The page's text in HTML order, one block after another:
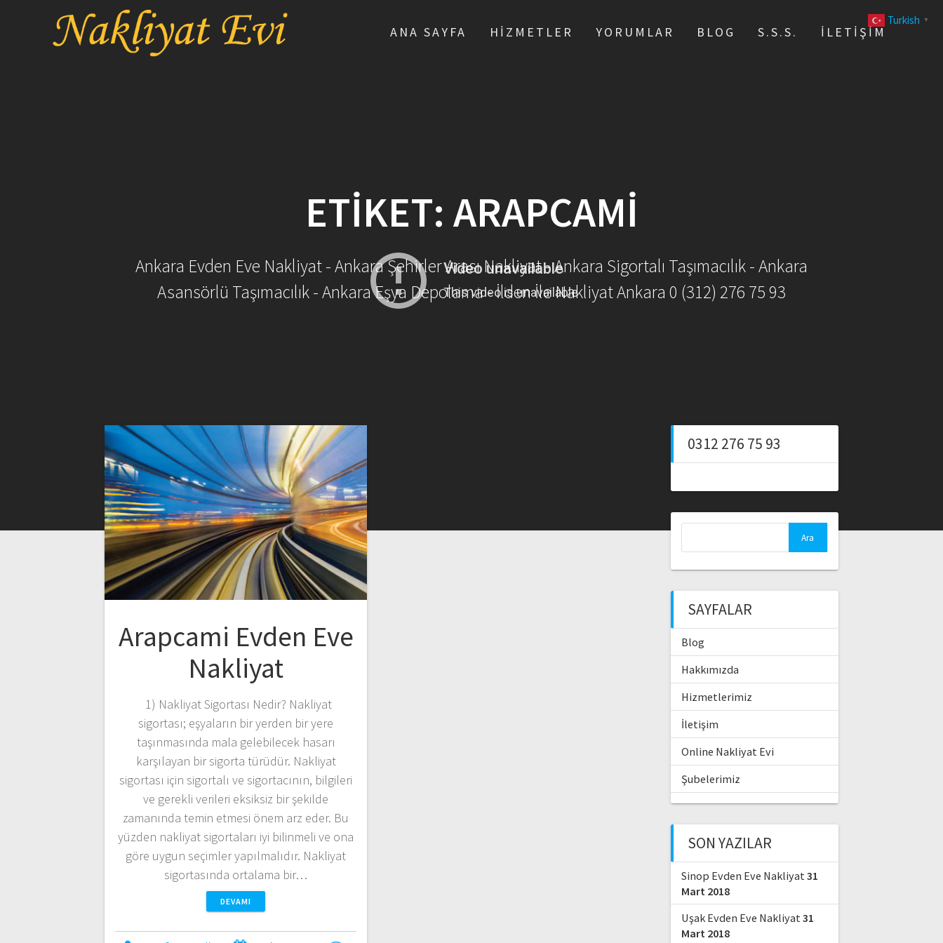
ANA SAYFA HIZMETLER YORUMLAR BLOG S.S.S. İLETIŞIM
ETIKET: ARAPCAMI
Ankara Evden Eve Nakliyat - Ankara Şehirler Arası Nakliyat - Ankara Sigortalı Taşımacılık - Ankara
Asansörlü Taşımacılık - Ankara Eşya Depolama - İlden İle Nakliyat Ankara 0 (312) 276 75 93
Arapcami Evden Eve
Nakliyat
1) Nakliyat Sigortası Nedir? Nakliyat
sigortası; eşyaların bir yerden bir yere
taşınmasında mala gelebilecek hasarı
karşılayan bir sigorta türüdür. Nakliyat
sigortası için sigortalı ve sigortacının, bilgileri
ve gerekli verileri eksiksiz bir şekilde
zamanında temin etmesi önem arz eder. Bu
yüzden nakliyat sigortaları iyi bilinmeli ve ona
göre uygun seçimler yapılmalıdır. Nakliyat
sigortasında ortalama bir…
DEVAMI
0312 276 75 93
SAYFALAR
Blog
Hakkımızda
Hizmetlerimiz
İletişim
Online Nakliyat Evi
Şubelerimiz
SON YAZILAR
Sinop Evden Eve Nakliyat31
Mart 2018
Uşak Evden Eve Nakliyat31
Mart 2018
Turkish ▼